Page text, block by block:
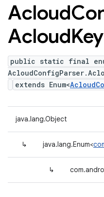
Acloud
Acloud
public static final
extends Enum<
java.lang.Object
↳ java.lang.Enum<
↳